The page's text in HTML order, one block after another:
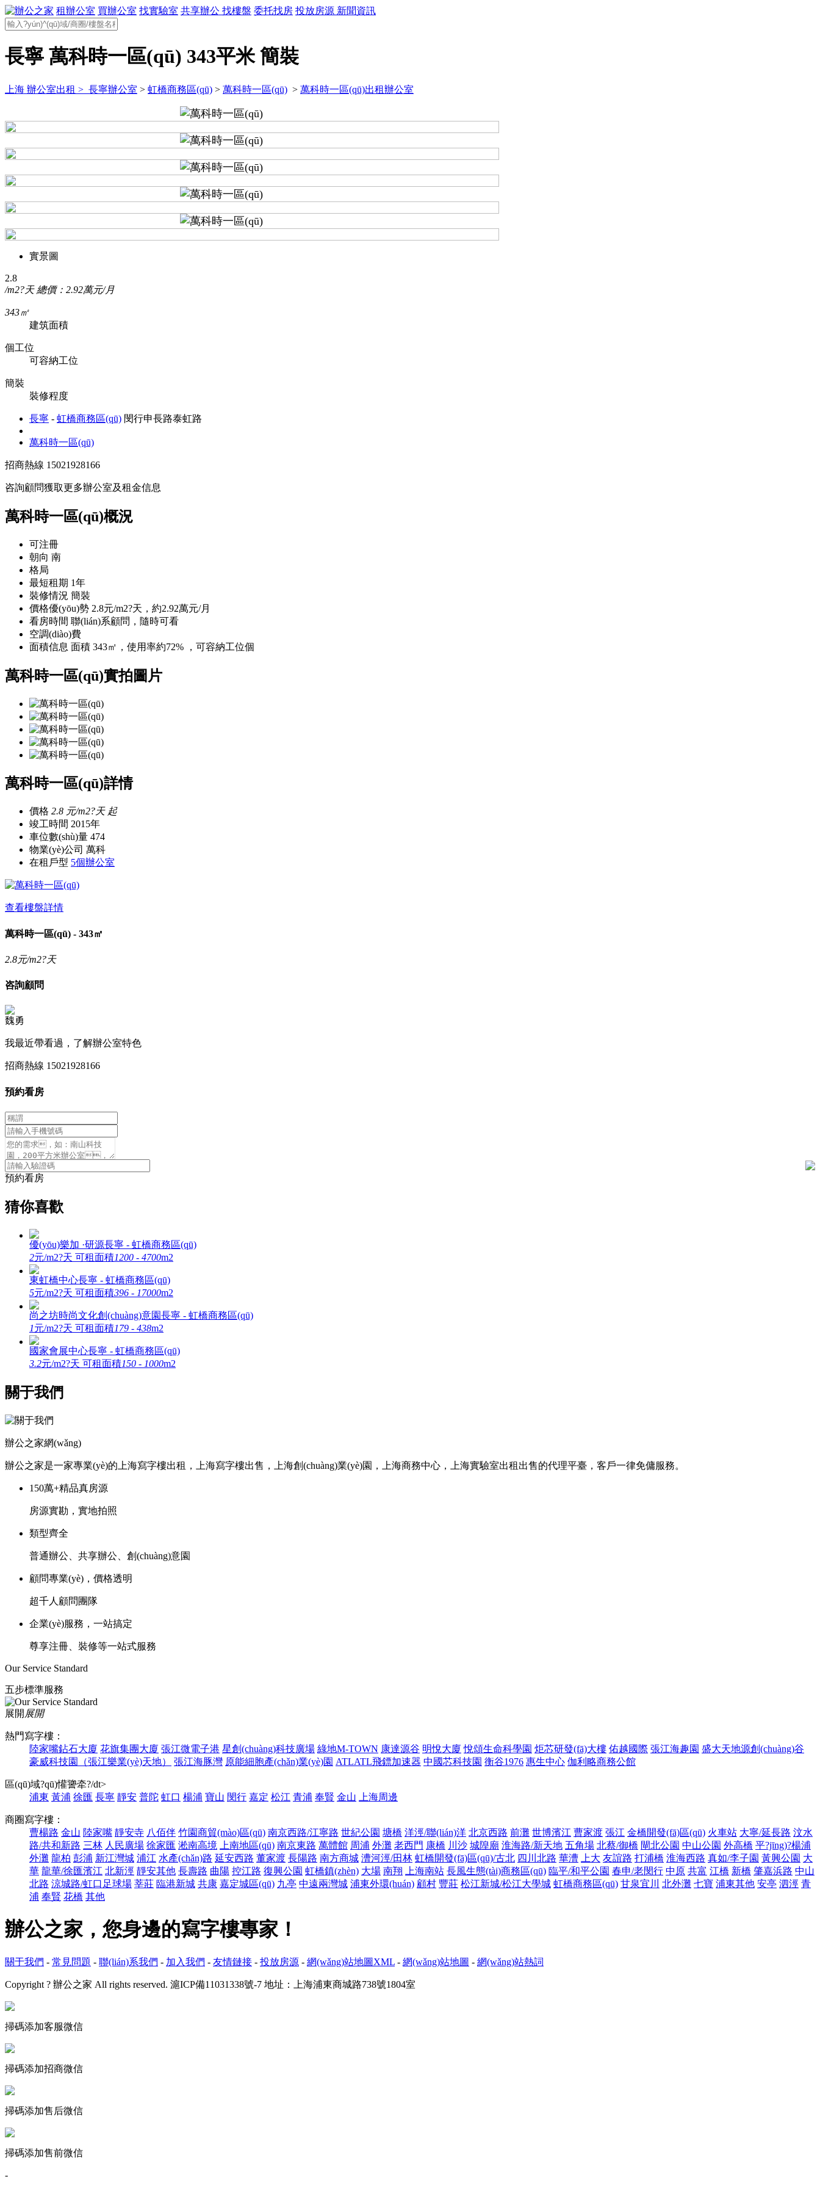
租辦公室 買辦公室 找實驗室 共享辦公 找樓盤 委托找房 投放房源 新聞資訊
長寧 萬科時一區(qū) 343平米 簡裝
上海 辦公室出租 > 長寧辦公室 > 虹橋商務區(qū) > 萬科時一區(qū) > 萬科時一區(qū)出租辦公室
實景圖
2.8
/m2?天 總價：2.92萬元/月
343㎡
建筑面積
個工位
可容納工位
簡裝
裝修程度
長寧 - 虹橋商務區(qū) 閔行申長路泰虹路
萬科時一區(qū)
招商熱線 15021928166
咨詢顧問獲取更多辦公室及租金信息
萬科時一區(qū)概況
可注冊
朝向 南
格局
最短租期 1年
裝修情況 簡裝
價格優(yōu)勢 2.8元/m2?天，約2.92萬元/月
看房時間 聯(lián)系顧問，隨時可看
空調(diào)費
面積信息 面積 343㎡，使用率約72% ，可容納工位個
萬科時一區(qū)實拍圖片
萬科時一區(qū)詳情
價格 2.8 元/m2?天 起
竣工時間 2015年
車位數(shù)量 474
物業(yè)公司 萬科
在租戶型 5個辦公室
查看樓盤詳情
萬科時一區(qū) - 343㎡
2.8元/m2?天
咨詢顧問
魏勇
我最近帶看過，了解辦公室特色
招商熱線 15021928166
預約看房
預約看房
猜你喜歡
優(yōu)樂加 ·研源長寧 - 虹橋商務區(qū)
2元/m2?天 可租面積1200 - 4700m2
東虹橋中心長寧 - 虹橋商務區(qū)
5元/m2?天 可租面積396 - 17000m2
尚之坊時尚文化創(chuàng)意園長寧 - 虹橋商務區(qū)
1元/m2?天 可租面積179 - 438m2
國家會展中心長寧 - 虹橋商務區(qū)
3.2元/m2?天 可租面積150 - 1000m2
關于我們
辦公之家網(wǎng)
辦公之家是一家專業(yè)的上海寫字樓出租，上海寫字樓出售，上海創(chuàng)業(yè)園，上海商務中心，上海實驗室出租出售的代理平臺，客戶一律免傭服務。
150萬+精品真房源
房源實勘，實地拍照
類型齊全
普通辦公、共享辦公、創(chuàng)意園
顧問專業(yè)，價格透明
超千人顧問團隊
企業(yè)服務，一站搞定
尊享注冊、裝修等一站式服務
Our Service Standard
五步標準服務
展開 展開
熱門寫字樓：
陸家嘴鉆石大廈 花旗集團大廈 張江微電子港 星創(chuàng)科技廣場 綠地M-TOWN 康達源谷 明悅大廈 悅頌生命科學園 炬芯研發(fā)大樓 佑越國際 張江海趣園 盛大天地源創(chuàng)谷
豪威科技園（張江樂業(yè)天地）
張江海豚灣 原能細胞產(chǎn)業(yè)園 ATLATL飛鏢加速器 中國芯科技園 衡谷1976 惠生中心 伽利略商務公館
區(qū)域?qū)懽謽牵?/dt>
浦東 黃浦 徐匯 長寧 靜安 普陀 虹口 楊浦 寶山 閔行 嘉定 松江 青浦 奉賢 金山 上海周邊
商圈寫字樓：
曹楊路 金山 陸家嘴 靜安寺 八佰伴 竹園商貿(mào)區(qū) 南京西路/江寧路 世紀公園 塘橋 洋涇/聯(lián)洋 北京西路 前灘 世博濱江 曹家渡 張江 金橋開發(fā)區(qū) 火車站 大寧/延長路 汶水
路/共和新路 三林 人民廣場 徐家匯 淞南高境 上南地區(qū) 南京東路 萬體館 周浦 外灘 老西門 康橋 川沙 城隍廟 淮海路/新天地 五角場 北蔡/御橋 閘北公園 中山公園 外高橋 平?jīng)?楊浦
外灘 龍柏 彭浦 新江灣城 浦江 水產(chǎn)路 延安西路 董家渡 長陽路 南方商城 漕河涇/田林 虹橋開發(fā)區(qū)/古北 四川北路 華漕 上大 友誼路 打浦橋 淮海西路 真如/李子園 黃興公園 大
華 龍華/徐匯濱江 北新涇 靜安其他 長壽路 曲陽 控江路 復興公園 虹橋鎮(zhèn) 大場 南翔 上海南站 長風生態(tài)商務區(qū) 臨平/和平公園 春申/老閔行 中原 共富 江橋 新橋 肇嘉浜路 中山
北路 涼城路/虹口足球場 莘莊 臨港新城 共康 嘉定城區(qū) 九亭 中遠兩灣城 浦東外環(huán) 顧村 豐莊 松江新城/松江大學城 虹橋商務區(qū) 甘泉宜川 北外灘 七寶 浦東其他 安亭 泗涇 青
浦 奉賢 花橋 其他
辦公之家，您身邊的寫字樓專家！
關于我們 - 常見問題 - 聯(lián)系我們 - 加入我們 - 友情鏈接 - 投放房源 - 網(wǎng)站地圖XML - 網(wǎng)站地圖 - 網(wǎng)站熱詞
Copyright ? 辦公之家 All rights reserved. 滬ICP備11031338號-7 地址：上海浦東商城路738號1804室
掃碼添加客服微信
掃碼添加招商微信
掃碼添加售后微信
掃碼添加售前微信
-